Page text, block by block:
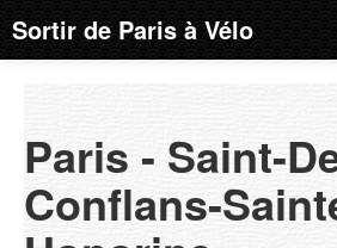
Sortir de Paris à Vélo
A propos
Pourquoi ? Comment ?
Paris - Saint-
Conflans-